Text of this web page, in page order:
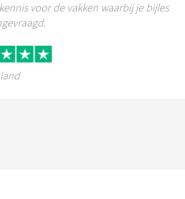
voor de vakken waarbij je bijles